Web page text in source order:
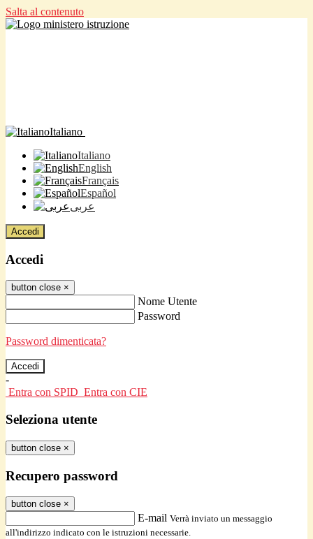
Salta al contenuto
Italiano
Italiano
English
Français
Español
عربى
Accedi
Accedi
button close ×
Nome Utente
Password
Password dimenticata?
-
Entra con SPID Entra con CIE
Seleziona utente
button close ×
Recupero password
button close ×
E-mail Verrà inviato un messaggio
all'indirizzo indicato con le istruzioni necessarie.